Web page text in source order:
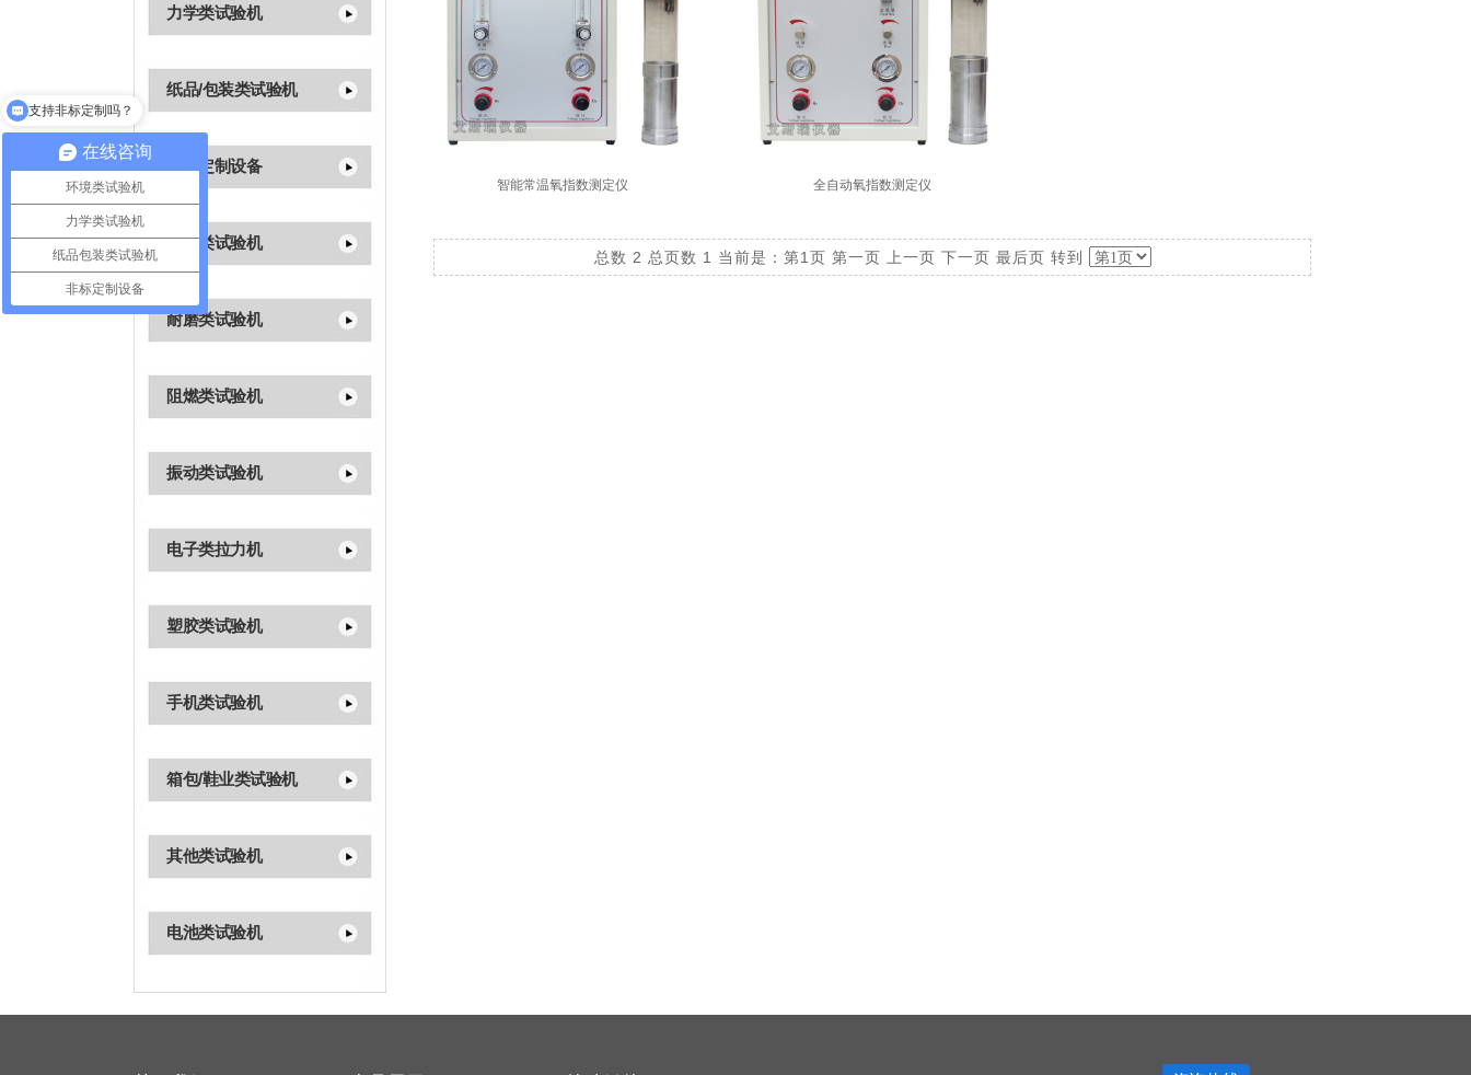
力学类试验机
纸品/包装类试验机
非标定制设备
光学类试验机
耐磨类试验机
阻燃类试验机
振动类试验机
电子类拉力机
塑胶类试验机
手机类试验机
箱包/鞋业类试验机
其他类试验机
电池类试验机
智能常温氧指数测定仪 全自动氧指数测定仪
总数 2 总页数 1 当前是：第1页 第一页 上一页 下一页 最后页 转到
在线咨询
环境类试验机
力学类试验机
纸品包装类试验机
非标定制设备
支持非标定制吗？